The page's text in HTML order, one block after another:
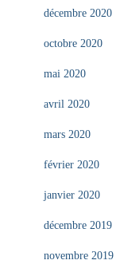
décembre 2020
octobre 2020
mai 2020
avril 2020
mars 2020
février 2020
janvier 2020
décembre 2019
novembre 2019